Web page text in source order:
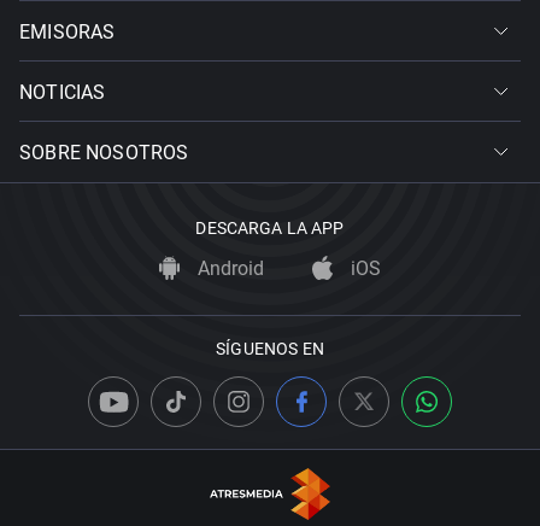
EMISORAS
NOTICIAS
SOBRE NOSOTROS
DESCARGA LA APP
Android iOS
SÍGUENOS EN